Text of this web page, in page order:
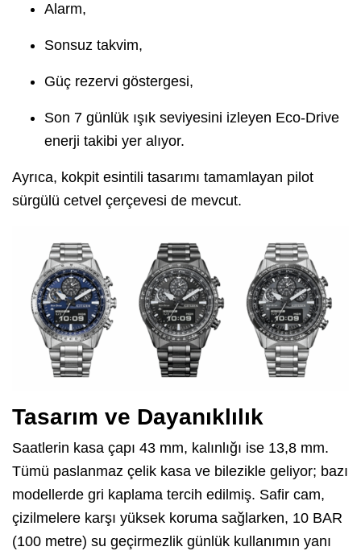
Alarm,
Sonsuz takvim,
Güç rezervi göstergesi,
Son 7 günlük ışık seviyesini izleyen Eco-Drive
enerji takibi yer alıyor.
Ayrıca, kokpit esintili tasarımı tamamlayan pilot
sürgülü cetvel çerçevesi de mevcut.
Tasarım ve Dayanıklılık
Saatlerin kasa çapı 43 mm, kalınlığı ise 13,8 mm.
Tümü paslanmaz çelik kasa ve bilezikle geliyor; bazı
modellerde gri kaplama tercih edilmiş. Safir cam,
çizilmelere karşı yüksek koruma sağlarken, 10 BAR
(100 metre) su geçirmezlik günlük kullanımın yanı